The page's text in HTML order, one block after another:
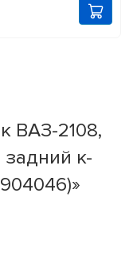
ВАЗ-2108,
задний к-